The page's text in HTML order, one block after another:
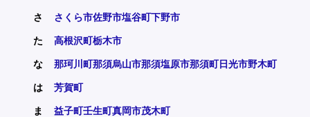
さ さくら市佐野市塩谷町下野市
た 高根沢町栃木市
な 那珂川町那須烏山市那須塩原市那須町日光市野木町
は 芳賀町
ま 益子町壬生町真岡市茂木町